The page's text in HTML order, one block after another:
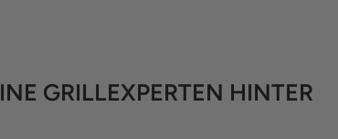
GRILLEXPERTEN HINTER